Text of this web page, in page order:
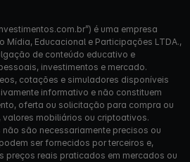
é uma empresa
Mídia, Educacional e Participações LTDA.,
de conteúdo educativo e
investimentos e mercado.
cotações e simuladores disponíveis
informativo e não constituem
oferta ou solicitação para compra ou
mobiliários ou criptoativos.
são necessariamente precisos ou
ser fornecidos por terceiros e,
preços reais praticados em mercados ou